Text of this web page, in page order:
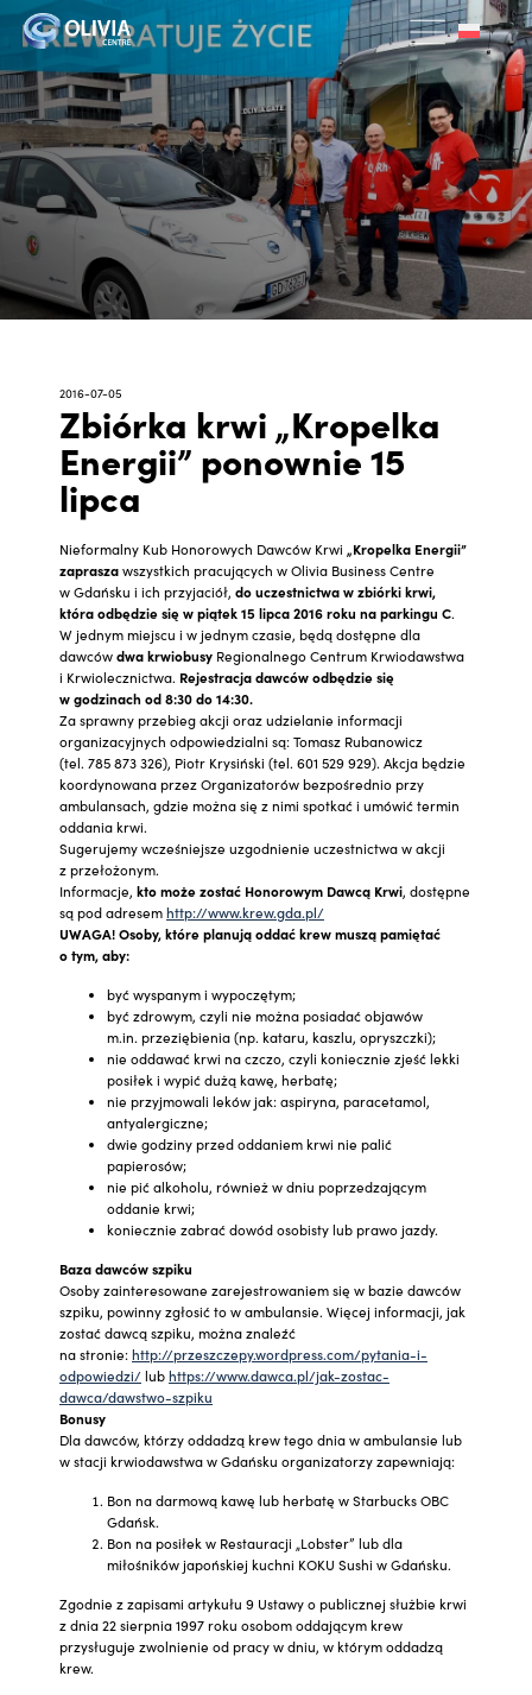
2016-07-05
Zbiórka krwi „Kropelka
Energii” ponownie 15
lipca
Nieformalny Kub Honorowych Dawców Krwi „Kropelka Energii”
zapraszawszystkich pracujących w Olivia Business Centre
w Gdańsku i ich przyjaciół, do uczestnictwa w zbiórki krwi,
która odbędzie się w piątek 15 lipca 2016 roku na parkingu C.
W jednym miejscu i w jednym czasie, będą dostępne dla
dawcówdwa krwiobusy Regionalnego Centrum Krwiodawstwa
i Krwiolecznictwa. Rejestracja dawców odbędzie się
w godzinach od 8:30 do 14:30.
Za sprawny przebieg akcji oraz udzielanie informacji
organizacyjnych odpowiedzialni są: Tomasz Rubanowicz
(tel. 785 873 326), Piotr Krysiński (tel. 601 529 929). Akcja będzie
koordynowana przez Organizatorów bezpośrednio przy
ambulansach, gdzie można się z nimi spotkać i umówić termin
oddania krwi.
Sugerujemy wcześniejsze uzgodnienie uczestnictwa w akcji
z przełożonym.
Informacje, kto może zostać Honorowym Dawcą Krwi, dostępne
są pod adresemhttp://www.krew.gda.pl/
UWAGA! Osoby, które planują oddać krew muszą pamiętać
o tym, aby:
być wyspanym i wypoczętym;
być zdrowym, czyli nie można posiadać objawów
m.in. przeziębienia (np. kataru, kaszlu, opryszczki);
nie oddawać krwi na czczo, czyli koniecznie zjeść lekki
posiłek i wypić dużą kawę, herbatę;
nie przyjmowali leków jak: aspiryna, paracetamol,
antyalergiczne;
dwie godziny przed oddaniem krwi nie palić
papierosów;
nie pić alkoholu, również w dniu poprzedzającym
oddanie krwi;
koniecznie zabrać dowód osobisty lub prawo jazdy.
Baza dawców szpiku
Osoby zainteresowane zarejestrowaniem się w bazie dawców
szpiku, powinny zgłosić to w ambulansie. Więcej informacji, jak
zostać dawcą szpiku, można znaleźć
na stronie:http://przeszczepy.wordpress.com/pytania-i-
odpowiedzi/lubhttps://www.dawca.pl/jak-zostac-
dawca/dawstwo-szpiku
Bonusy
Dla dawców, którzy oddadzą krew tego dnia w ambulansie lub
w stacji krwiodawstwa w Gdańsku organizatorzy zapewniają:
Bon na darmową kawę lub herbatę w Starbucks OBC
Gdańsk.
Bon na posiłek w Restauracji „Lobster” lub dla
miłośników japońskiej kuchni KOKU Sushi w Gdańsku.
Zgodnie z zapisami artykułu 9 Ustawy o publicznej służbie krwi
z dnia 22 sierpnia 1997 roku osobom oddającym krew
przysługuje zwolnienie od pracy w dniu, w którym oddadzą
krew.